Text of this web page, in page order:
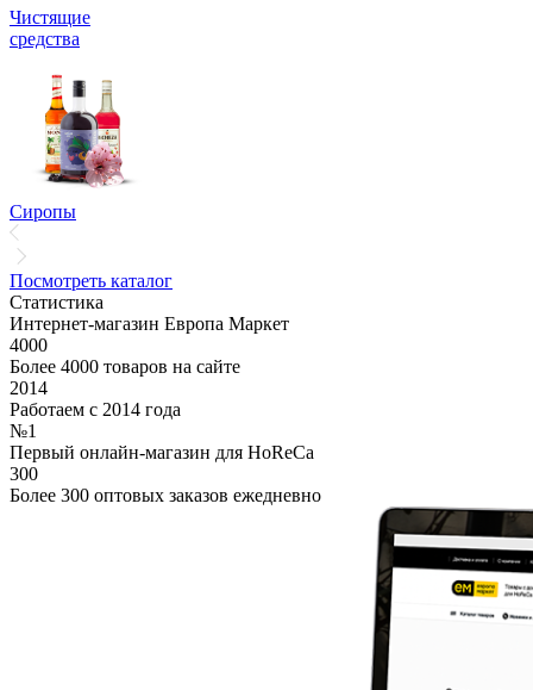
Чистящие
средства
Сиропы
Посмотреть каталог
Статистика
Интернет-магазин Европа Маркет
4000
Более 4000 товаров на сайте
2014
Работаем с 2014 года
№1
Первый онлайн-магазин для HoReCa
300
Более 300 оптовых заказов ежедневно